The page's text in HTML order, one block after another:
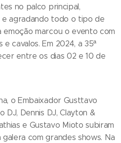
no palco principal,
e agradando todo o tipo de
marcou o evento com
cavalos. Em 2024, a 35ª
entre os dias 02 e 10 de
o Embaixador Gusttavo
DJ, Dennis DJ, Clayton &
e Gustavo Mioto subiram
com grandes shows. Na